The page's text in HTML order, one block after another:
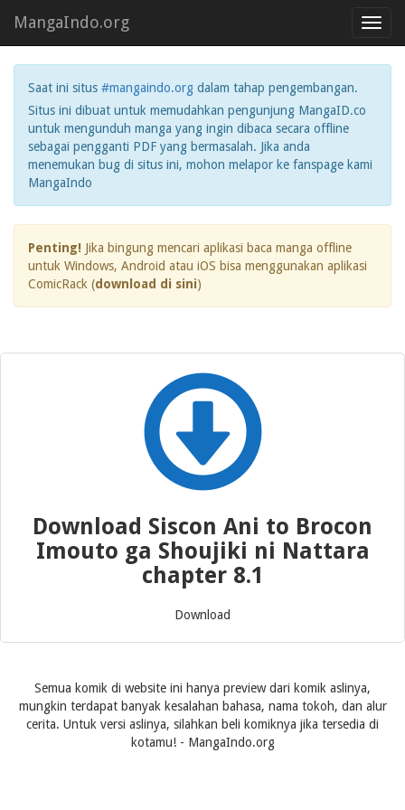
MangaIndo.org
Saat ini situs #mangaindo.org dalam tahap pengembangan.
Situs ini dibuat untuk memudahkan pengunjung MangaID.co
untuk mengunduh manga yang ingin dibaca secara offline
sebagai pengganti PDF yang bermasalah. Jika anda
menemukan bug di situs ini, mohon melapor ke fanspage kami
MangaIndo
Penting! Jika bingung mencari aplikasi baca manga offline
untuk Windows, Android atau iOS bisa menggunakan aplikasi
ComicRack (download di sini)
Download Siscon Ani to Brocon
Imouto ga Shoujiki ni Nattara
chapter 8.1
Download
Semua komik di website ini hanya preview dari komik aslinya,
mungkin terdapat banyak kesalahan bahasa, nama tokoh, dan alur
cerita. Untuk versi aslinya, silahkan beli komiknya jika tersedia di
kotamu! - MangaIndo.org